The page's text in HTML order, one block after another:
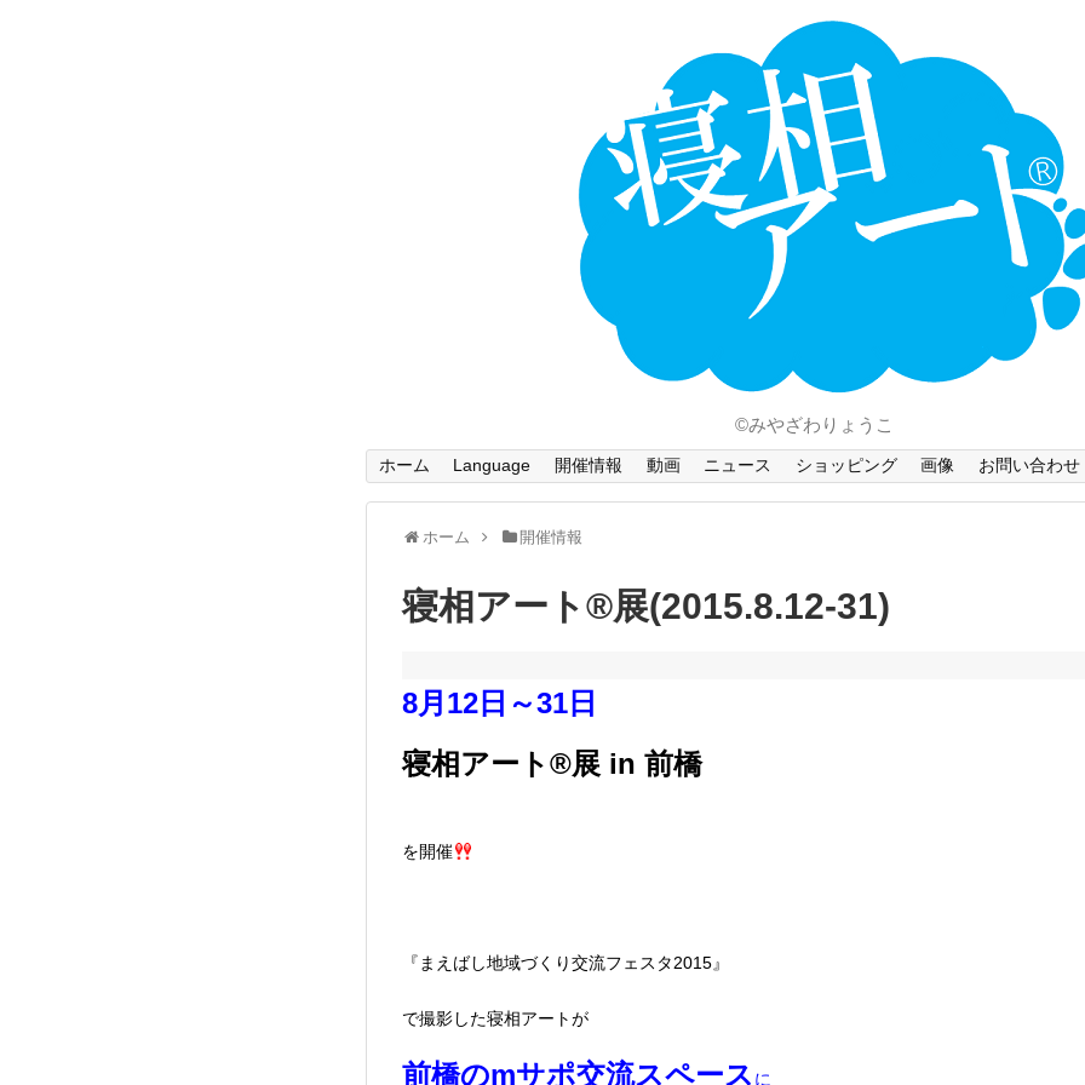
©みやざわりょうこ
ホーム Language 開催情報 動画 ニュース ショッピング 画像 お問い合わせ
ホーム 開催情報
寝相アート®展(2015.8.12-31)
8月12日～31日
寝相アート®展 in 前橋
を開催
『まえばし地域づくり交流フェスタ2015』
で撮影した寝相アートが
前橋のmサポ交流スペース に
Language
開催情報
動画
ニュース
ショッピング